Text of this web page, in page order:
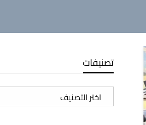
تصنيفات
تصنيفات